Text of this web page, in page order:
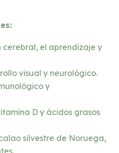
cerebral, el aprendizaje y
visual y neurológico.
y
D y ácidos grasos
silvestre de Noruega,